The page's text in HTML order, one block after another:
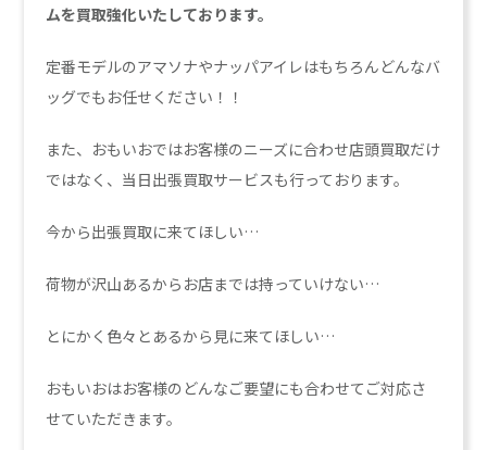
ムを買取強化いたしております。
定番モデルのアマソナやナッパアイレはもちろんどんなバ
ッグでもお任せください！！
また、おもいおではお客様のニーズに合わせ店頭買取だけ
ではなく、当日出張買取サービスも行っております。
今から出張買取に来てほしい…
荷物が沢山あるからお店までは持っていけない…
とにかく色々とあるから見に来てほしい…
おもいおはお客様のどんなご要望にも合わせてご対応さ
せていただきます。